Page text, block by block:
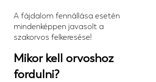
A fájdalom fennállása esetén
mindenképpen javasolt a
szakorvos felkeresése!
Mikor kell orvoshoz
fordulni?